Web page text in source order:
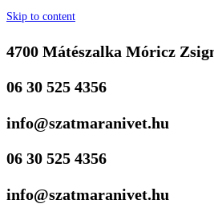
Skip to content
4700 Mátészalka Móricz
06 30 525 4356
info@szatmaranivet.hu
06 30 525 4356
info@szatmaranivet.hu